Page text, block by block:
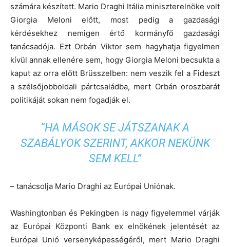
számára készített. Mario Draghi Itália miniszterelnöke volt
Giorgia Meloni előtt, most pedig a gazdasági
kérdésekhez nemigen értő kormányfő gazdasági
tanácsadója. Ezt Orbán Viktor sem hagyhatja figyelmen
kívül annak ellenére sem, hogy Giorgia Meloni becsukta a
kaput az orra előtt Brüsszelben: nem veszik fel a Fideszt
a szélsőjobboldali pártcsaládba, mert Orbán oroszbarát
politikáját sokan nem fogadják el.
“HA MÁSOK SE JÁTSZANAK A
SZABÁLYOK SZERINT, AKKOR NEKÜNK
SEM KELL”
– tanácsolja Mario Draghi az Európai Uniónak.
Washingtonban és Pekingben is nagy figyelemmel várják
az Európai Központi Bank ex elnökének jelentését az
Európai Unió versenyképességéről, mert Mario Draghi